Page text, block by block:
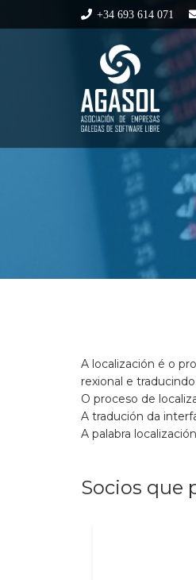
+34 693 614 071
A localización é o
rexional e
O proceso de
A tradución da
A palabra
Socios que